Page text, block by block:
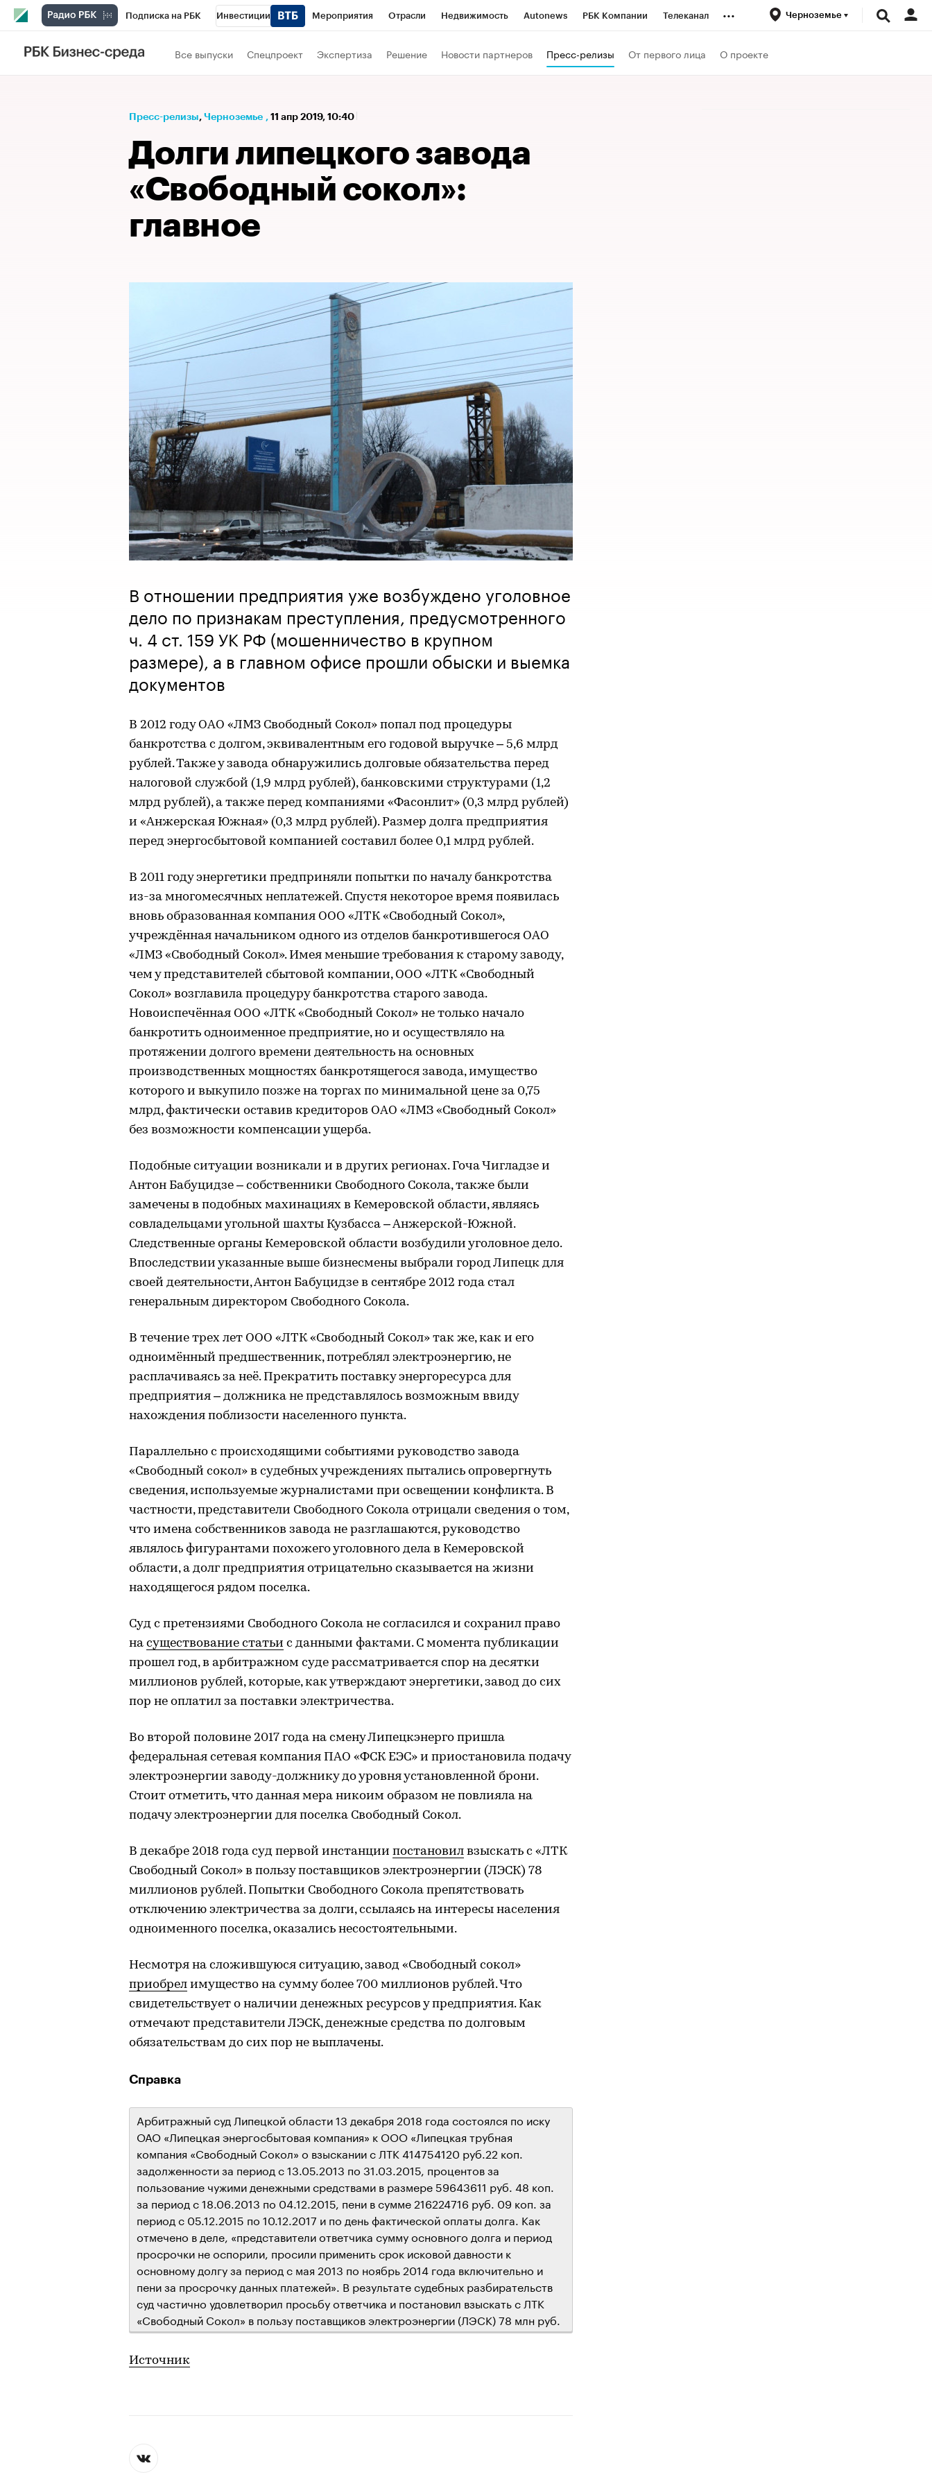
Подписка на РБК Инвестиции Мероприятия Отрасли Недвижимость Autonews РБК Компании Телеканал
РБК Вино
Проверка контрагентов
... Черноземье
Все выпуски Спецпроект Экспертиза Решение Новости партнеров Пресс-релизы От первого лица О проекте
Пресс-релизы⁠, Черноземье , 11 апр 2019, 10:40
Долги липецкого завода
«Свободный сокол»:
главное
В отношении предприятия уже возбуждено уголовное
дело по признакам преступления, предусмотренного
ч. 4 ст. 159 УК РФ (мошенничество в крупном
размере), а в главном офисе прошли обыски и выемка
документов
В 2012 году ОАО «ЛМЗ Свободный Сокол» попал под процедуры
банкротства с долгом, эквивалентным его годовой выручке – 5,6 млрд
рублей. Также у завода обнаружились долговые обязательства перед
налоговой службой (1,9 млрд рублей), банковскими структурами (1,2
млрд рублей), а также перед компаниями «Фасонлит» (0,3 млрд рублей)
и «Анжерская Южная» (0,3 млрд рублей). Размер долга предприятия
перед энергосбытовой компанией составил более 0,1 млрд рублей.
В 2011 году энергетики предприняли попытки по началу банкротства
из-за многомесячных неплатежей. Спустя некоторое время появилась
вновь образованная компания ООО «ЛТК «Свободный Сокол»,
учреждённая начальником одного из отделов банкротившегося ОАО
«ЛМЗ «Свободный Сокол». Имея меньшие требования к старому заводу,
чем у представителей сбытовой компании, ООО «ЛТК «Свободный
Сокол» возглавила процедуру банкротства старого завода.
Новоиспечённая ООО «ЛТК «Свободный Сокол» не только начало
банкротить одноименное предприятие, но и осуществляло на
протяжении долгого времени деятельность на основных
производственных мощностях банкротящегося завода, имущество
которого и выкупило позже на торгах по минимальной цене за 0,75
млрд, фактически оставив кредиторов ОАО «ЛМЗ «Свободный Сокол»
без возможности компенсации ущерба.
Подобные ситуации возникали и в других регионах. Гоча Чигладзе и
Антон Бабуцидзе – собственники Свободного Сокола, также были
замечены в подобных махинациях в Кемеровской области, являясь
совладельцами угольной шахты Кузбасса – Анжерской-Южной.
Следственные органы Кемеровской области возбудили уголовное дело.
Впоследствии указанные выше бизнесмены выбрали город Липецк для
своей деятельности, Антон Бабуцидзе в сентябре 2012 года стал
генеральным директором Свободного Сокола.
В течение трех лет ООО «ЛТК «Свободный Сокол» так же, как и его
одноимённый предшественник, потреблял электроэнергию, не
расплачиваясь за неё. Прекратить поставку энергоресурса для
предприятия – должника не представлялось возможным ввиду
нахождения поблизости населенного пункта.
Параллельно с происходящими событиями руководство завода
«Свободный сокол» в судебных учреждениях пытались опровергнуть
сведения, используемые журналистами при освещении конфликта. В
частности, представители Свободного Сокола отрицали сведения о том,
что имена собственников завода не разглашаются, руководство
являлось фигурантами похожего уголовного дела в Кемеровской
области, а долг предприятия отрицательно сказывается на жизни
находящегося рядом поселка.
Суд с претензиями Свободного Сокола не согласился и сохранил право
на существование статьи с данными фактами. С момента публикации
прошел год, в арбитражном суде рассматривается спор на десятки
миллионов рублей, которые, как утверждают энергетики, завод до сих
пор не оплатил за поставки электричества.
Во второй половине 2017 года на смену Липецкэнерго пришла
федеральная сетевая компания ПАО «ФСК ЕЭС» и приостановила подачу
электроэнергии заводу-должнику до уровня установленной брони.
Стоит отметить, что данная мера никоим образом не повлияла на
подачу электроэнергии для поселка Свободный Сокол.
В декабре 2018 года суд первой инстанции постановил взыскать с «ЛТК
Свободный Сокол» в пользу поставщиков электроэнергии (ЛЭСК) 78
миллионов рублей. Попытки Свободного Сокола препятствовать
отключению электричества за долги, ссылаясь на интересы населения
одноименного поселка, оказались несостоятельными.
Несмотря на сложившуюся ситуацию, завод «Свободный сокол»
приобрел имущество на сумму более 700 миллионов рублей. Что
свидетельствует о наличии денежных ресурсов у предприятия. Как
отмечают представители ЛЭСК, денежные средства по долговым
обязательствам до сих пор не выплачены.
Справка
Арбитражный суд Липецкой области 13 декабря 2018 года состоялся по иску
ОАО «Липецкая энергосбытовая компания» к ООО «Липецкая трубная
компания «Свободный Сокол» о взыскании с ЛТК 414754120 руб.22 коп.
задолженности за период с 13.05.2013 по 31.03.2015, процентов за
пользование чужими денежными средствами в размере 59643611 руб. 48 коп.
за период с 18.06.2013 по 04.12.2015, пени в сумме 216224716 руб. 09 коп. за
период с 05.12.2015 по 10.12.2017 и по день фактической оплаты долга. Как
отмечено в деле, «представители ответчика сумму основного долга и период
просрочки не оспорили, просили применить срок исковой давности к
основному долгу за период с мая 2013 по ноябрь 2014 года включительно и
пени за просрочку данных платежей». В результате судебных разбирательств
суд частично удовлетворил просьбу ответчика и постановил взыскать с ЛТК
«Свободный Сокол» в пользу поставщиков электроэнергии (ЛЭСК) 78 млн руб.
Источник